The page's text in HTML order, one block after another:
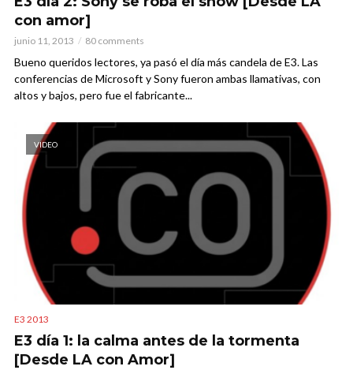
con amor]
junio 11, 2013 80 comments
Bueno queridos lectores, ya pasó el día más candela de E3. Las
conferencias de Microsoft y Sony fueron ambas llamativas, con
altos y bajos, pero fue el fabricante...
VIDEO
E3 2013
E3 día 1: la calma antes de la tormenta
[Desde LA con Amor]